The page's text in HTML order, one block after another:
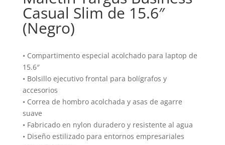
Casual Slim de 15.6″
(Negro)
• Compartimento especial acolchado para laptop de
15.6″
• Bolsillo ejecutivo frontal para bolígrafos y
accesorios
• Correa de hombro acolchada y asas de agarre
suave
• Fabricado en nylon duradero y resistente al agua
• Diseño estilizado para entornos empresariales